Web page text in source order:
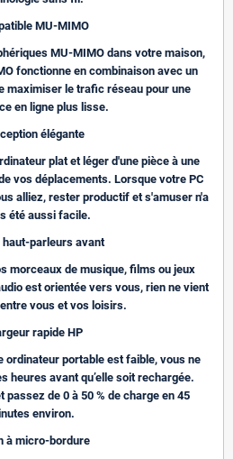
MU-MIMO
MU-MIMO dans votre maison,
fonctionne en combinaison avec un
maximiser le trafic réseau pour une
en ligne plus lisse.
élégante
plat et léger d'une pièce à une
vos déplacements. Lorsque votre PC
alliez, rester productif et s'amuser n'a
été aussi facile.
haut-parleurs avant
morceaux de musique, films ou jeux
est orientée vers vous, rien ne vient
vous et vos loisirs.
rapide HP
ordinateur portable est faible, vous ne
heures avant qu’elle soit rechargée.
passez de 0 à 50 % de charge en 45
environ.
à micro-bordure